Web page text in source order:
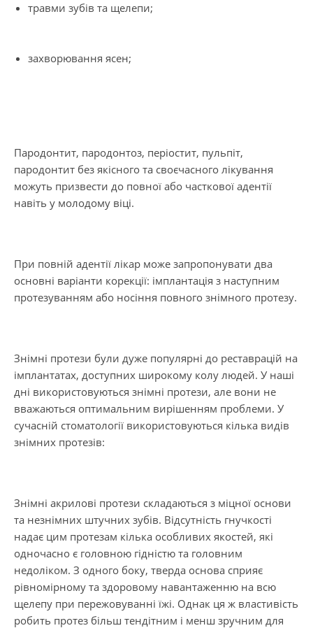
травми зубів та щелепи;
захворювання ясен;
Пародонтит, пародонтоз, періостит, пульпіт,
пародонтит без якісного та своєчасного лікування
можуть призвести до повної або часткової адентії
навіть у молодому віці.
При повній адентії лікар може запропонувати два
основні варіанти корекції: імплантація з наступним
протезуванням або носіння повного знімного протезу.
Знімні протези були дуже популярні до реставрацій на
імплантатах, доступних широкому колу людей. У наші
дні використовуються знімні протези, але вони не
вважаються оптимальним вирішенням проблеми. У
сучасній стоматології використовуються кілька видів
знімних протезів:
Знімні акрилові протези складаються з міцної основи
та незнімних штучних зубів. Відсутність гнучкості
надає цим протезам кілька особливих якостей, які
одночасно є головною гідністю та головним
недоліком. З одного боку, тверда основа сприяє
рівномірному та здоровому навантаженню на всю
щелепу при пережовуванні їжі. Однак ця ж властивість
робить протез більш тендітним і менш зручним для